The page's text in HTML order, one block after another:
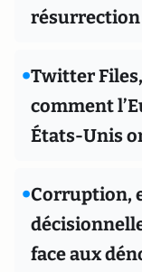
résurrection
•Twitter
comment
États-Unis
•Corruption,
face aux